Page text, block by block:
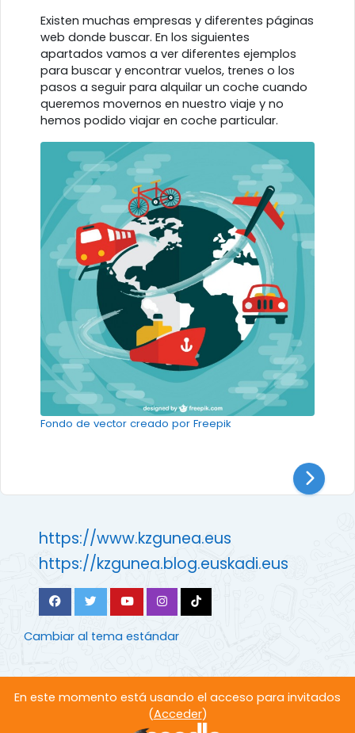
Existen muchas empresas y diferentes páginas
web donde buscar. En los siguientes
apartados vamos a ver diferentes ejemplos
para buscar y encontrar vuelos, trenes o los
pasos a seguir para alquilar un coche cuando
queremos movernos en nuestro viaje y no
hemos podido viajar en coche particular.
Fondo de vector creado por Freepik
https://www.kzgunea.eus
https://kzgunea.blog.euskadi.eus
Cambiar al tema estándar
En este momento está usando el acceso para invitados
(Acceder)